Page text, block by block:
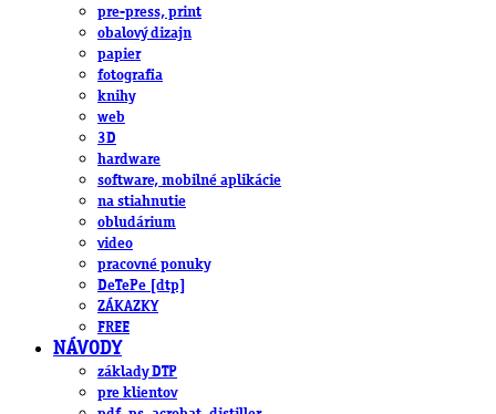
pre-press, print
obalový dizajn
papier
fotografia
knihy
web
3D
hardware
software, mobilné aplikácie
na stiahnutie
obludárium
video
pracovné ponuky
DeTePe [dtp]
ZÁKAZKY
FREE
NÁVODY
základy DTP
pre klientov